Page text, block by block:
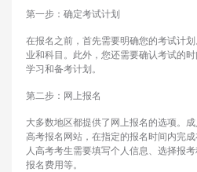
第一步：确定考试计划
在报名之前，首先需要明确您的考试计
业和科目。此外，您还需要确认考试的
学习和备考计划。
第二步：网上报名
大多数地区都提供了网上报名的选项。
高考报名网站，在指定的报名时间内完
人高考考生需要填写个人信息、选择报
报名费用等。